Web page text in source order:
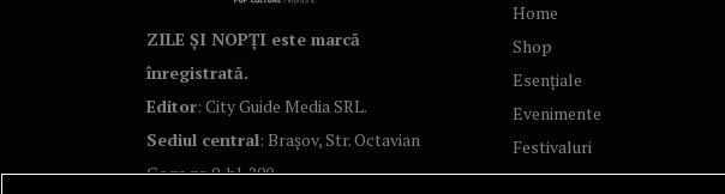
ZILE ȘI NOPȚI este marcă
înregistrată.
Editor: City Guide Media SRL.
Sediul central: Brașov, Str. Octavian
Goga nr. 9, bl. 290
Home
Shop
Esențiale
Evenimente
Festivaluri
Concerte